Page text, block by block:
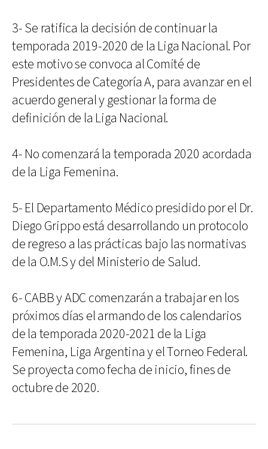
3- Se ratifica la decisión de continuar la
temporada 2019-2020 de la Liga Nacional. Por
este motivo se convoca al Comité de
Presidentes de Categoría A, para avanzar en el
acuerdo general y gestionar la forma de
definición de la Liga Nacional.
4- No comenzará la temporada 2020 acordada
de la Liga Femenina.
5- El Departamento Médico presidido por el Dr.
Diego Grippo está desarrollando un protocolo
de regreso a las prácticas bajo las normativas
de la O.M.S y del Ministerio de Salud.
6- CABB y ADC comenzarán a trabajar en los
próximos días el armando de los calendarios
de la temporada 2020-2021 de la Liga
Femenina, Liga Argentina y el Torneo Federal.
Se proyecta como fecha de inicio, fines de
octubre de 2020.